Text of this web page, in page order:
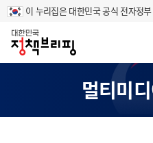
이 누리집은 대한민국 공식 전자정
홈
멀티미